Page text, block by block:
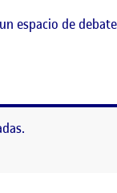
espacio de